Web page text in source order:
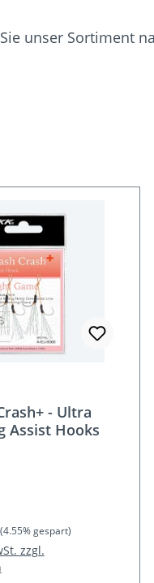
unser Sortiment
- Ultra
Assist Hooks
Preis:
(4.55% gespart)
zzgl.